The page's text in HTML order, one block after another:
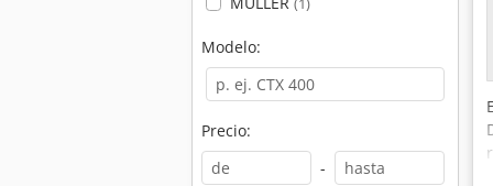
(1)
Modelo:
Precio:
-